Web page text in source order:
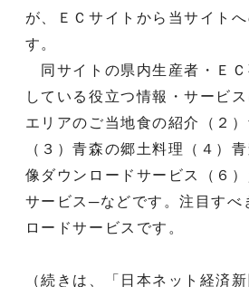
が、ＥＣサイトから当サイト
す。
同サイトの県内生産者・ＥＣ
している役立つ情報・サービ
エリアのご当地食の紹介（２
（３）青森の郷土料理（４）
像ダウンロードサービス（６
サービス─などです。注目すべ
ロードサービスです。
（続きは、「日本ネット経済